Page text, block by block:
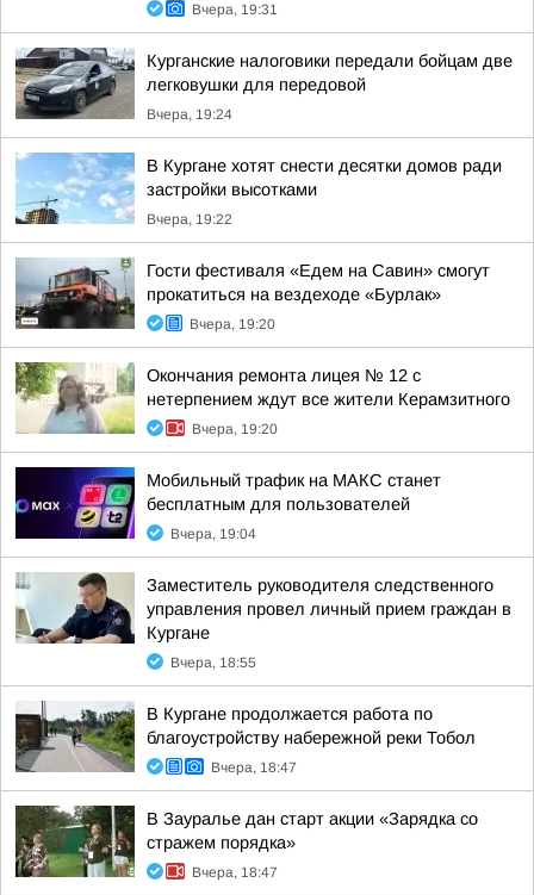
Вчера, 19:31
Курганские налоговики передали бойцам две
легковушки для передовой
Вчера, 19:24
В Кургане хотят снести десятки домов ради
застройки высотками
Вчера, 19:22
Гости фестиваля «Едем на Савин» смогут
прокатиться на вездеходе «Бурлак»
Вчера, 19:20
Окончания ремонта лицея № 12 с
нетерпением ждут все жители Керамзитного
Вчера, 19:20
Мобильный трафик на МАКС станет
бесплатным для пользователей
Вчера, 19:04
Заместитель руководителя следственного
управления провел личный прием граждан в
Кургане
Вчера, 18:55
В Кургане продолжается работа по
благоустройству набережной реки Тобол
Вчера, 18:47
В Зауралье дан старт акции «Зарядка со
стражем порядка»
Вчера, 18:47